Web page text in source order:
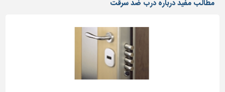
مطالب مفید درباره درب ضد سرقت